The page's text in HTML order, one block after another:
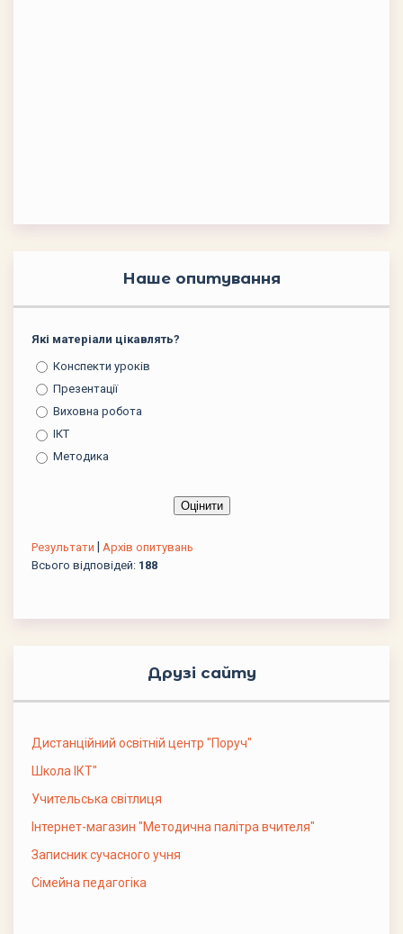
Наше опитування
Які матеріали цікавлять?
Конспекти уроків
Презентації
Виховна робота
ІКТ
Методика
Результати
Архів опитувань
Всього відповідей: 188
Друзі сайту
Дистанційний освітній центр "Поруч"
Школа ІКТ"
Учительська світлиця
Інтернет-магазин "Методична палітра вчителя"
Записник сучасного учня
Сімейна педагогіка